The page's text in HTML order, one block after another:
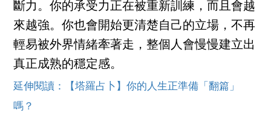
斷力。你的承受力正在被重新訓練，而且會越
來越強。你也會開始更清楚自己的立場，不再
輕易被外界情緒牽著走，整個人會慢慢建立出
真正成熟的穩定感。
延伸閱讀：【塔羅占卜】你的人生正準備「翻篇」
嗎？